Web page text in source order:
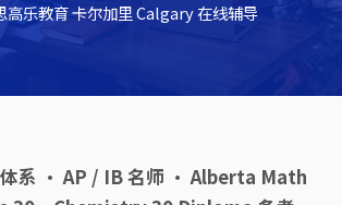
高乐教育 卡尔加里 Calgary 在线辅导
系 · AP / IB 名师 · Alberta Math